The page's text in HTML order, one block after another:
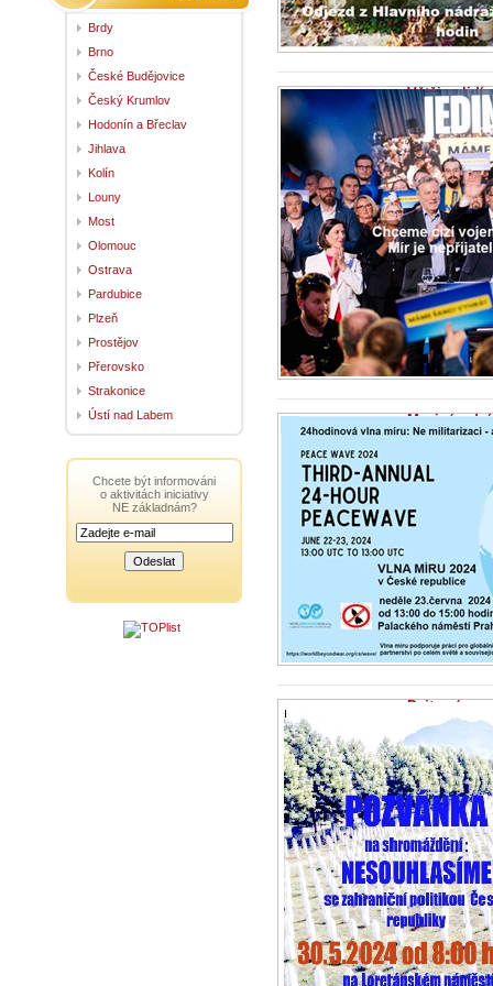
Většina lidí
19.6.2024 -
Můžou vás i
nepomůže
19.6.2024 -
Stejně tak i
jsou...
Dejte nám
23.5.2024 -
V Praze se
09:52 |
Brdy
Brno
České Budějovice
Český Krumlov
Hodonín a Břeclav
Jihlava
Kolín
Louny
Most
Olomouc
Ostrava
Pardubice
Plzeň
Prostějov
Přerovsko
Strakonice
Ústí nad Labem
Chcete být informováni
o aktivitách iniciativy
NE základnám?